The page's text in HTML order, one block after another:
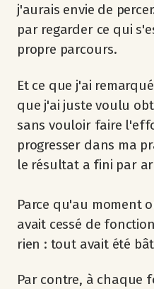
j'aurais envie de
par regarder ce qui
propre parcours.
Et ce que j'ai
que j'ai juste voulu
sans vouloir faire
progresser dans ma
le résultat a fini par
Parce qu'au moment
avait cessé de
rien : tout avait été
Par contre, à chaque